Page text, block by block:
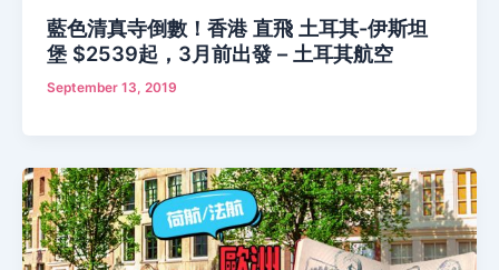
藍色清真寺倒數！香港 直飛 土耳其-伊斯坦
堡 $2539起，3月前出發 – 土耳其航空
September 13, 2019